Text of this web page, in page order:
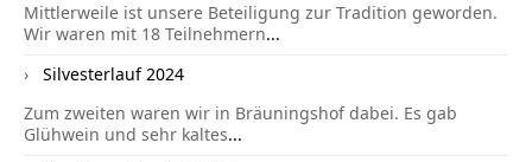
Mittlerweile ist unsere Beteiligung zur Tradition geworden.
Wir waren mit 18 Teilnehmern...
Silvesterlauf 2024
Zum zweiten waren wir in Bräuningshof dabei. Es gab
Glühwein und sehr kaltes...